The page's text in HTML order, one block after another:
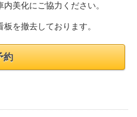
美化にご協力ください。
を撤去しております。
約